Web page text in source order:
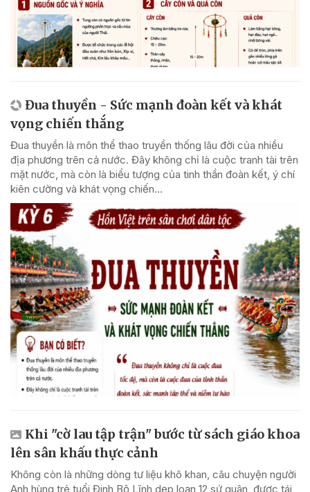
Đua thuyền - Sức mạnh đoàn kết và khát
vọng chiến thắng
Đua thuyền là môn thể thao truyền thống lâu đời của nhiều
địa phương trên cả nước. Đây không chỉ là cuộc tranh tài trên
mặt nước, mà còn là biểu tượng của tinh thần đoàn kết, ý chí
kiên cường và khát vọng chiến...
Khi "cờ lau tập trận" bước từ sách giáo khoa
lên sân khấu thực cảnh
Không còn là những dòng tư liệu khô khan, câu chuyện người
Anh hùng trẻ tuổi Đinh Bộ Lĩnh dẹp loạn 12 sứ quân, được tái